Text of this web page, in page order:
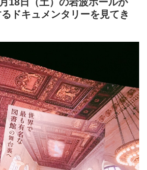
ドキュメンタリーを見てき